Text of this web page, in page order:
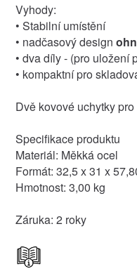
Vyhody:
• Stabilní umístění
• nadčasový design
• dva díly - (pro uložení
• kompaktní pro
Dvě kovové uchytky
Specifikace produktu
Materiál: Měkká ocel
Formát: 32,5 x 31 x
Hmotnost: 3,00 kg
Záruka: 2 roky